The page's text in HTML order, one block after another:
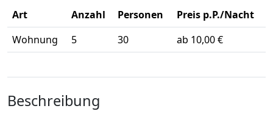
Art Anzahl Personen
Preis p.P./Nacht
Wohnung
5 30 ab 10,00 €
Beschreibung